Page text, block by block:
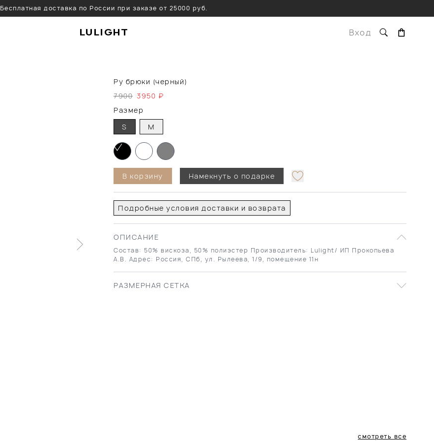
Бесплатная доставка по России при заказе от 25000 руб.
LULIGHT Вход
Ру брюки (черный)
7900 3950 ₽
Размер
S
M
В корзину Намекнуть о подарке
Подробные условия доставки и возврата
ОПИСАНИЕ
Состав: 50% вискоза, 50% полиэстер Производитель: Lulight/ ИП Прокопьева
А.В. Адрес: Россия, СПб, ул. Рылеева, 1/9, помещение 11н
РАЗМЕРНАЯ СЕТКА
смотреть все